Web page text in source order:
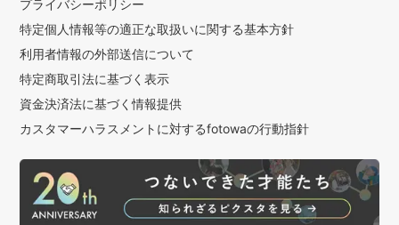
の記憶が鮮明に蘇るかもしれませんよ。
❹納品 撮影後、3日から一週間ほどお時間をいただき、一枚
一枚丁寧に「大切な贈り物をお届けする気持ち」で納品いた
＜ちょっとしたご注意事項＞
撮影前や当日、可愛い晴れ姿に「撮影がんばろうねー」とか
「可愛く撮ってもらおうね」とか「いっぱい笑ってねー」
と、つい出ちゃいそうな言葉ですが、お子さんによってはプ
レッシャーになっちゃう場合がございます。
プライバシーポリシー
特定個人情報等の適正な取扱いに関する基本方針
利用者情報の外部送信について
特定商取引法に基づく表示
資金決済法に基づく情報提供
カスタマーハラスメントに対するfotowaの行動指針